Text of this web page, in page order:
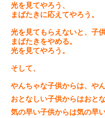
光を見てやろう、
まばたきに応えてやろう。
光を見てもらえないと、子
まばたきをやめる。
光を見てやろう。
そして、
やんちゃな子供からは、や
おとなしい子供からはおと
気の早い子供からは気の早